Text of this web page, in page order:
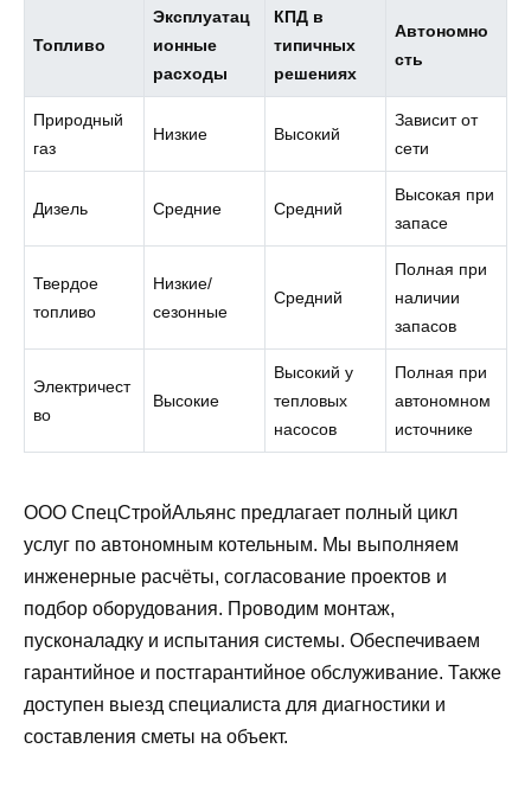
Топливо
Эксплуатац
ионные
расходы
КПД в
типичных
решениях
Автономно
сть
Природный
газ
Низкие Высокий
Зависит от
сети
Дизель Средние Средний
Высокая при
запасе
Твердое
топливо
Низкие/
сезонные
Средний
Полная при
наличии
запасов
Электричест
во
Высокие
Высокий у
тепловых
насосов
Полная при
автономном
источнике
ООО СпецСтройАльянс предлагает полный цикл
услуг по автономным котельным. Мы выполняем
инженерные расчёты, согласование проектов и
подбор оборудования. Проводим монтаж,
пусконаладку и испытания системы. Обеспечиваем
гарантийное и постгарантийное обслуживание. Также
доступен выезд специалиста для диагностики и
составления сметы на объект.